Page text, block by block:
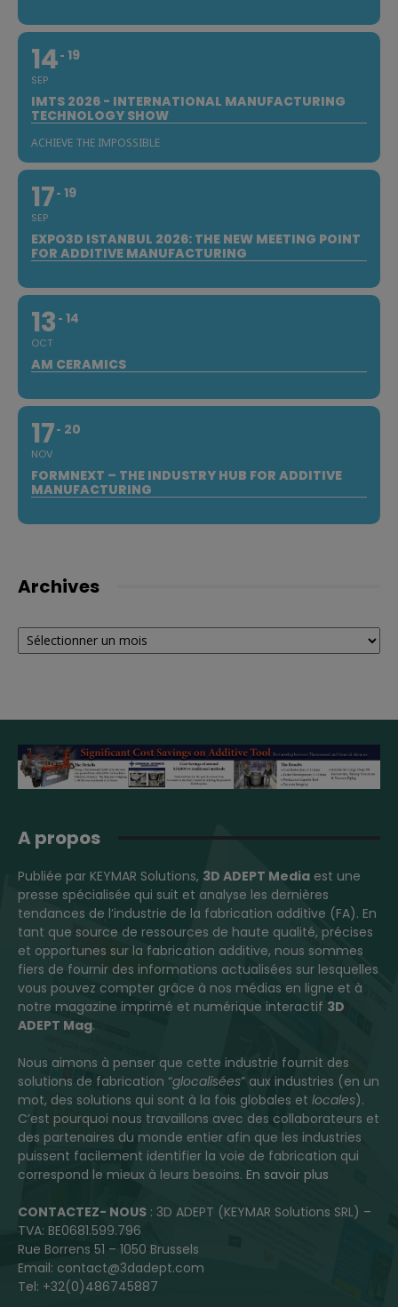
14
SEP
19
IMTS 2026 - INTERNATIONAL MANUFACTURING
TECHNOLOGY SHOW
ACHIEVE THE IMPOSSIBLE
17
SEP
19
EXPO3D ISTANBUL 2026: THE NEW MEETING POINT
FOR ADDITIVE MANUFACTURING
13
OCT
14
AM CERAMICS
17
NOV
20
FORMNEXT – THE INDUSTRY HUB FOR ADDITIVE
MANUFACTURING
Archives
Archives
A propos
Publiée par KEYMAR Solutions, 3D ADEPT Media est une
presse spécialisée qui suit et analyse les dernières
tendances de l’industrie de la fabrication additive (FA). En
tant que source de ressources de haute qualité, précises
et opportunes sur la fabrication additive, nous sommes
fiers de fournir des informations actualisées sur lesquelles
vous pouvez compter grâce à nos médias en ligne et à
notre magazine imprimé et numérique interactif 3D
ADEPT Mag.
Nous aimons à penser que cette industrie fournit des
solutions de fabrication “glocalisées” aux industries (en un
mot, des solutions qui sont à la fois globales et locales).
C’est pourquoi nous travaillons avec des collaborateurs et
des partenaires du monde entier afin que les industries
puissent facilement identifier la voie de fabrication qui
correspond le mieux à leurs besoins. En savoir plus
CONTACTEZ- NOUS : 3D ADEPT (KEYMAR Solutions SRL) –
TVA: BE0681.599.796
Rue Borrens 51 – 1050 Brussels
Email: contact@3dadept.com
Tel: +32(0)486745887